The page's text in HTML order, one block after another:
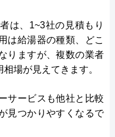
は、1~3社の見積もり
は給湯器の種類、どこ
りますが、複数の業者
場が見えてきます。
サービスも他社と比較
見つかりやすくなるで